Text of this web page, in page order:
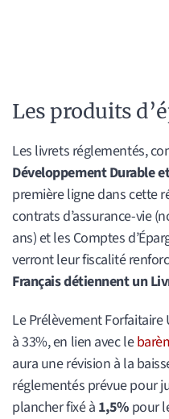
Les produits
Les livrets réglementés,
Développement Durable
première ligne dans cette
contrats d’assurance-vie
ans) et les Comptes
verront leur fiscalité
Français détiennent un
Le Prélèvement Forfaitaire
à 33%, en lien avec le
aura une révision à la
réglementés prévue pour
plancher fixé à 1,5% pour